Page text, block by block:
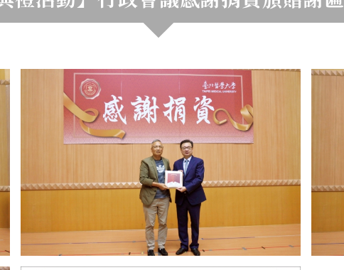
(獎助學金)130萬元，合計新台幣140萬元。